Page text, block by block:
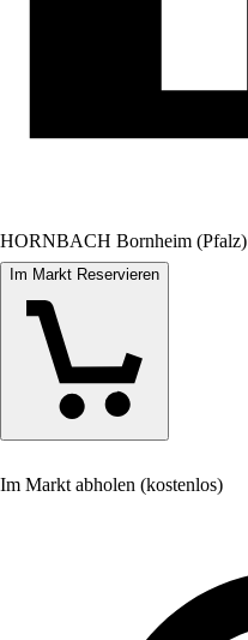
HORNBACH Bornheim (Pfalz)
Im Markt Reservieren
Im Markt abholen (kostenlos)